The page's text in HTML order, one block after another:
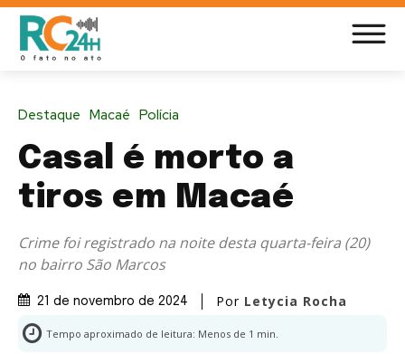
Destaque Macaé Polícia
Casal é morto a
tiros em Macaé
Crime foi registrado na noite desta quarta-feira (20)
no bairro São Marcos
21 de novembro de 2024 Por Letycia Rocha
Tempo aproximado de leitura: Menos de 1 min.